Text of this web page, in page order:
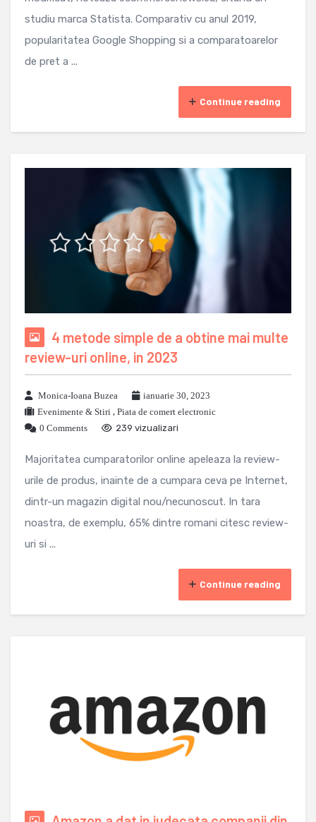
studiu marca Statista. Comparativ cu anul 2019,
popularitatea Google Shopping si a comparatoarelor
de pret a ...
Continue reading
4 metode simple de a obtine mai multe
review-uri online, in 2023
Monica-Ioana Buzea
ianuarie 30, 2023
Evenimente & Stiri , Piata de comert electronic
0 Comments
239 vizualizari
Majoritatea cumparatorilor online apeleaza la review-
urile de produs, inainte de a cumpara ceva pe Internet,
dintr-un magazin digital nou/necunoscut. In tara
noastra, de exemplu, 65% dintre romani citesc review-
uri si ...
Continue reading